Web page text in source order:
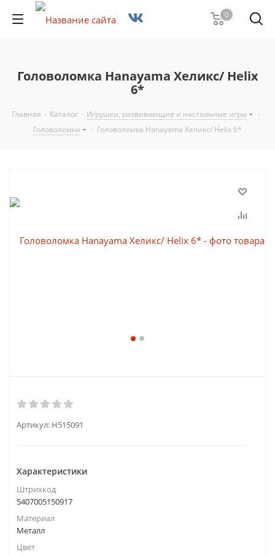
0
Головоломка Hanayama Хеликс/ Helix
6*
Главная - Каталог - Игрушки, развивающие и настольные игры
-
Головоломки
- Головоломка Hanayama Хеликс/ Helix 6*
Артикул: H515091
Характеристики
Штрихкод
5407005150917
Материал
Металл
Цвет